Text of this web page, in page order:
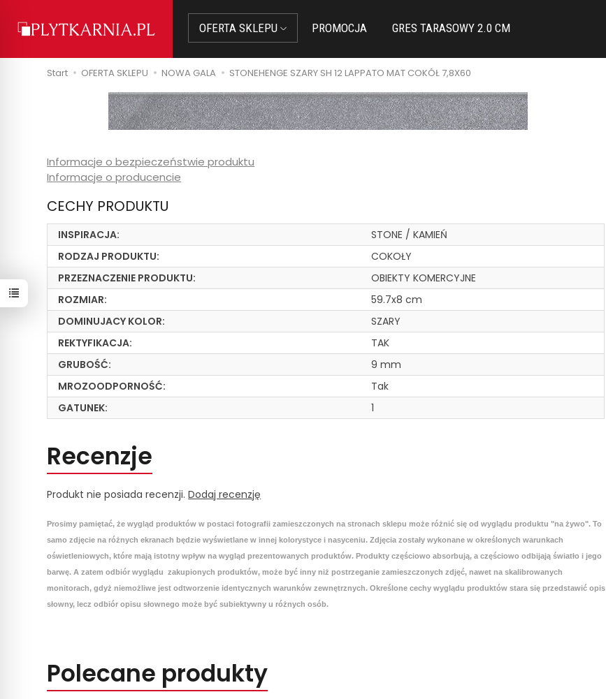
OFERTA SKLEPU PROMOCJA GRES TARASOWY 2.0 CM
Start OFERTA SKLEPU NOWA GALA STONEHENGE SZARY SH 12 LAPPATO MAT COKÓŁ 7,8X60
Informacje o bezpieczeństwie produktu
Informacje o producencie
CECHY PRODUKTU
INSPIRACJA:
STONE / KAMIEŃ
RODZAJ PRODUKTU:
COKOŁY
PRZEZNACZENIE PRODUKTU:
OBIEKTY KOMERCYJNE
ROZMIAR:
59.7x8 cm
DOMINUJACY KOLOR:
SZARY
REKTYFIKACJA:
TAK
GRUBOŚĆ:
9 mm
MROZOODPORNOŚĆ:
Tak
GATUNEK:
1
Recenzje
Produkt nie posiada recenzji.Dodaj recenzję
Prosimy pamiętać, że wygląd produktów w postaci fotografii zamieszczonych na stronach sklepu może różnić się od wyglądu produktu "na żywo". To
samo zdjęcie na różnych ekranach będzie wyświetlane w innej kolorystyce i nasyceniu. Zdjęcia zostały wykonane w określonych warunkach
oświetleniowych, które mają istotny wpływ na wygląd prezentowanych produktów. Produkty częściowo absorbują, a częściowo odbijają światło i jego
barwę. A zatem odbiór wyglądu zakupionych produktów, może być inny niż postrzeganie zamieszczonych zdjęć, nawet na skalibrowanych
monitorach, gdyż niemożliwe jest odtworzenie identycznych warunków zewnętrznych. Określone cechy wyglądu produktów stara się przedstawić opis
słowny, lecz odbiór opisu słownego może być subiektywny u różnych osób.
Polecane produkty